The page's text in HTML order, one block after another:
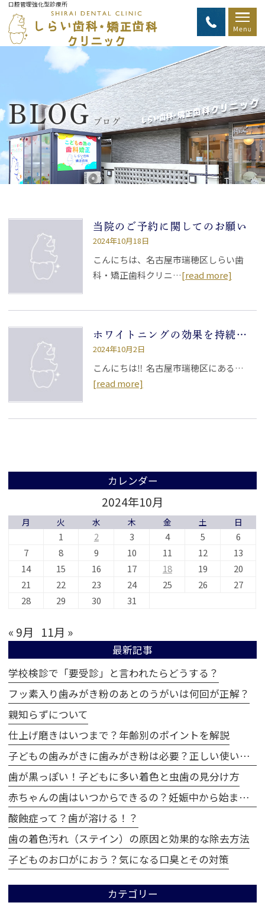
口腔管理強化型診療所
BLOG ブログ
当院のご予約に関してのお願い
2024年10月18日
こんにちは、名古屋市瑞穂区しらい歯
科・矯正歯科クリニ…[read more]
ホワイトニングの効果を持続させるには
2024年10月2日
こんにちは‼ 名古屋市瑞穂区にある…
[read more]
カレンダー
2024年10月
月 火 水 木 金 土 日
1 2 3 4 5
6
7
8 9 10 11 12
13
14
15 16 17 18 19
20
21
22 23 24 25 26
27
28
29 30 31
« 9月 11月 »
最新記事
学校検診で「要受診」と言われたらどうする？
フッ素入り歯みがき粉のあとのうがいは何回が正解？
親知らずについて
仕上げ磨きはいつまで？年齢別のポイントを解説
子どもの歯みがきに歯みがき粉は必要？正しい使い方とは
歯が黒っぽい！子どもに多い着色と虫歯の見分け方
赤ちゃんの歯はいつからできるの？妊娠中から始まる歯の成長
酸蝕症って？歯が溶ける！？
歯の着色汚れ（ステイン）の原因と効果的な除去方法
子どものお口がにおう？気になる口臭とその対策
カテゴリー